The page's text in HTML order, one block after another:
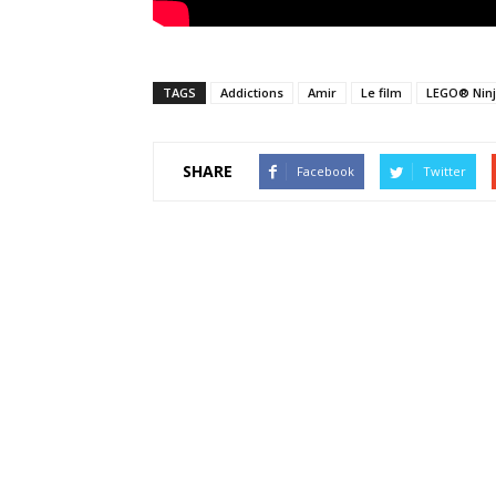
TAGS Addictions Amir Le film LEGO®
SHARE Facebook Twitter